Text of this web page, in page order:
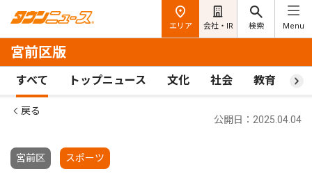
エリア 会社・IR 検索 Menu
宮前区版
すべて トップニュース 文化 社会 教育 ス
戻る
宮前区 スポーツ
公開日：2025.04.04